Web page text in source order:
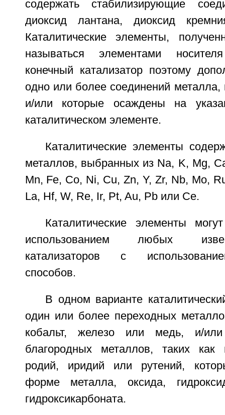
содержать стабилизирующие
диоксид лантана, диоксид
Каталитические элементы,
называться элементами
конечный катализатор поэтому
одно или более соединений металла,
и/или которые осаждены на
каталитическом элементе.
Каталитические элементы
металлов, выбранных из Na, K, Mg,
Mn, Fe, Co, Ni, Cu, Zn, Y, Zr, Nb, Mo,
La, Hf, W, Re, Ir, Pt, Au, Pb или Се.
Каталитические элементы
использованием любых
катализаторов с
способов.
В одном варианте
один или более переходных
кобальт, железо или медь, и/
благородных металлов, таких как
родий, иридий или рутений,
форме металла, оксида,
гидроксикарбоната.